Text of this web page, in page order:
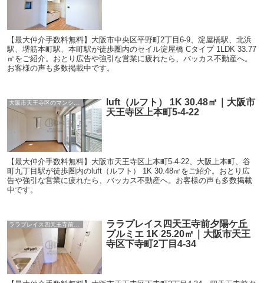
【最大仲介手数料無料】大阪市中央区平野町2丁目6-9、淀屋橋駅、北浜
駅、堺筋本町駅、本町駅が徒歩圏内のセイル淀屋橋 Cタイプ 1LDK 33.77
㎡をご紹介。おとり広告や強引な営業に疲れたら、バッカス不動産へ。
お客様の声も多数掲載中です。
luft（ルフト） 1K 30.48㎡｜大阪市
天王寺区上本町5-4-22
【最大仲介手数料無料】大阪市天王寺区上本町5-4-22、大阪上本町、谷
町九丁目駅が徒歩圏内のluft（ルフト） 1K 30.48㎡をご紹介。おとり広
告や強引な営業に疲れたら、バッカス不動産へ。お客様の声も多数掲載
中です。
ララプレイス四天王寺前夕陽ケ丘プルミエ
ララプレイス四天王寺前夕陽ケ丘
プルミエ 1K 25.20㎡｜大阪市天王
寺区下寺町2丁目4-34